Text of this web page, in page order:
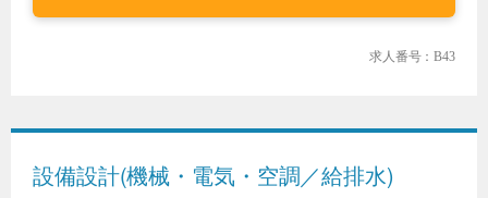
求人番号：B43
設備設計(機械・電気・空調／給排水)